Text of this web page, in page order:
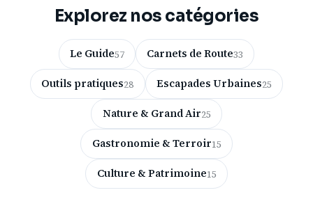
Explorez nos catégories
Le Guide57 Carnets de Route33
Outils pratiques28 Escapades Urbaines25
Nature & Grand Air25
Gastronomie & Terroir15
Culture & Patrimoine15